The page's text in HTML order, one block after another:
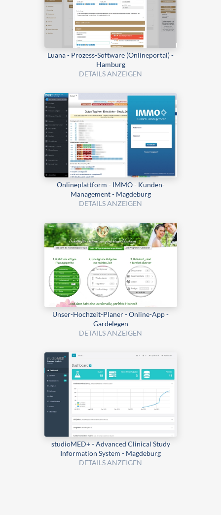
Luana - Prozess-Software (Onlineportal) -
Hamburg
DETAILS ANZEIGEN
Onlineplattform - IMMO - Kunden-
Management - Magdeburg
DETAILS ANZEIGEN
Unser-Hochzeit-Planer - Online-App -
Gardelegen
DETAILS ANZEIGEN
studioMED+ - Advanced Clinical Study
Information System - Magdeburg
DETAILS ANZEIGEN